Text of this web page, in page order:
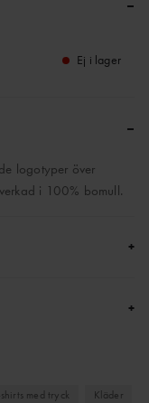
–
Ej i lager
–
logotyper över
i 100% bomull.
+
+
med tryck Kläder